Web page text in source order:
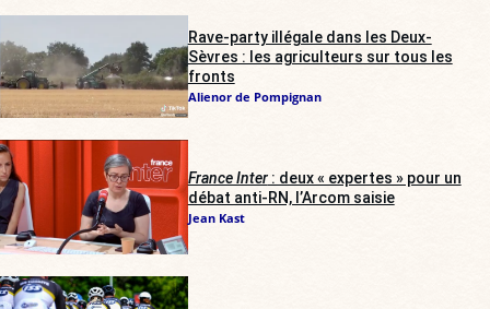
Rave-party illégale dans les Deux-
Sèvres : les agriculteurs sur tous les
fronts
Alienor de Pompignan
France Inter: deux « expertes » pour un
débat anti-RN, l’Arcom saisie
Jean Kast